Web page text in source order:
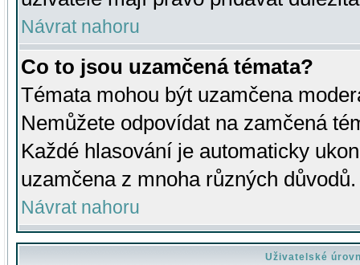
Návrat nahoru
Co to jsou uzamčená témata?
Témata mohou být uzamčena
Nemůžete odpovídat na zamčená
Každé hlasování je automaticky
uzamčena z mnoha různých důvodů.
Návrat nahoru
Uživatelské